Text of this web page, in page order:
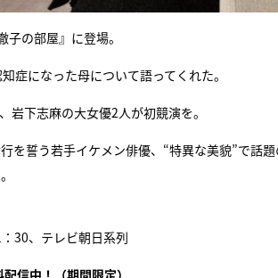
の部屋』に登場。
症になった母について語ってくれた。
岩下志麻の大女優2人が初競演を。
を誓う若手イケメン俳優、“特異な美貌”で話
30、テレビ朝日系列
信中 ！（期間限定）